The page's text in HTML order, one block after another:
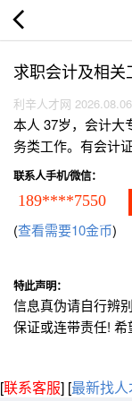
求职会计及相关
利辛人才网 2026.08.06
本人 37岁，会计大
务类工作。有会计证
联系人手机/微信：
189****7550
(查看需要10金币)
特此声明：
信息真伪请自行辨
保证或连带责任! 希
[联系客服] [最新找人